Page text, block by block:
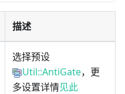
描述
选择预设
Util::AntiGate，更
多设置详情见此